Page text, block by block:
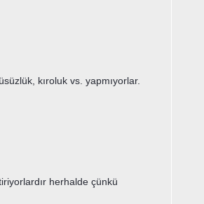
kıroluk vs. yapmıyorlar.
herhalde çünkü